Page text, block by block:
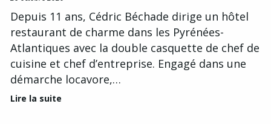
Depuis 11 ans, Cédric Béchade dirige un hôtel
restaurant de charme dans les Pyrénées-
Atlantiques avec la double casquette de chef de
cuisine et chef d’entreprise. Engagé dans une
démarche locavore,…
Lire la suite